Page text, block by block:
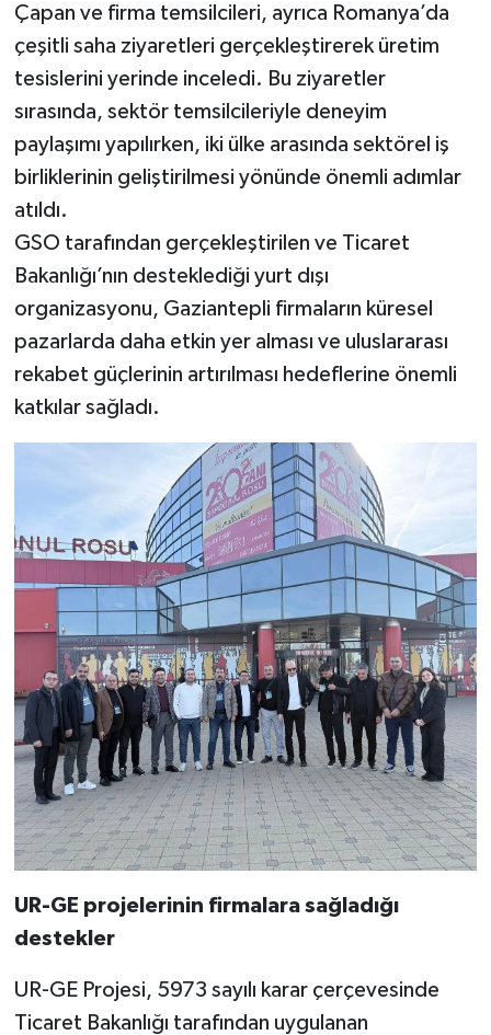
Çapan ve firma temsilcileri, ayrıca Romanya’da
çeşitli saha ziyaretleri gerçekleştirerek üretim
tesislerini yerinde inceledi. Bu ziyaretler
sırasında, sektör temsilcileriyle deneyim
paylaşımı yapılırken, iki ülke arasında sektörel iş
birliklerinin geliştirilmesi yönünde önemli adımlar
atıldı.
GSO tarafından gerçekleştirilen ve Ticaret
Bakanlığı’nın desteklediği yurt dışı
organizasyonu, Gaziantepli firmaların küresel
pazarlarda daha etkin yer alması ve uluslararası
rekabet güçlerinin artırılması hedeflerine önemli
katkılar sağladı.
UR-GE projelerinin firmalara sağladığı
destekler
UR-GE Projesi, 5973 sayılı karar çerçevesinde
Ticaret Bakanlığı tarafından uygulanan